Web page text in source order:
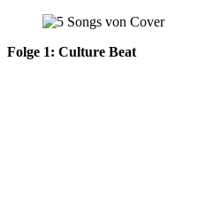
Folge 1: Culture Beat